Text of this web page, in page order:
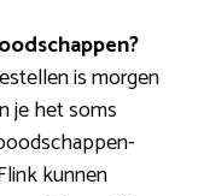
is morgen
je het soms
kunnen